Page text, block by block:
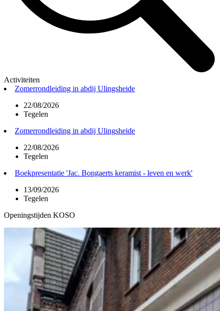
Activiteiten
Zomerrondleiding in abdij Ulingsheide
22/08/2026
Tegelen
Zomerrondleiding in abdij Ulingsheide
22/08/2026
Tegelen
Boekpresentatie 'Jac. Bongaerts keramist - leven en werk'
13/09/2026
Tegelen
Openingstijden KOSO